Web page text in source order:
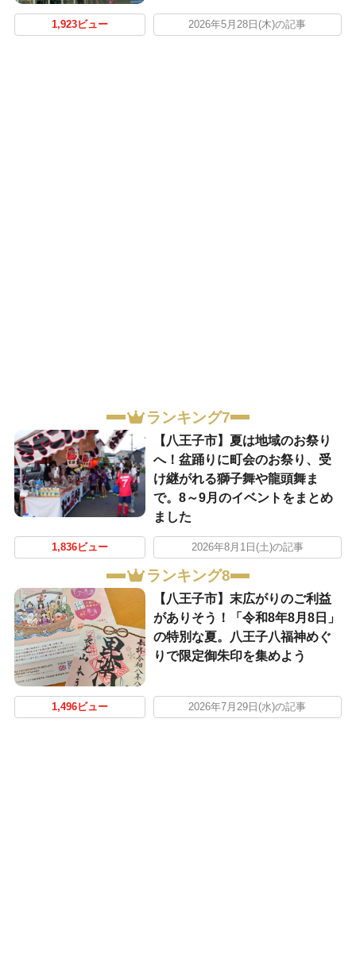
1,923ビュー 2026年5月28日(木)の記事
ランキング7
【八王子市】夏は地域のお祭り
へ！盆踊りに町会のお祭り、受
け継がれる獅子舞や龍頭舞ま
で。8～9月のイベントをまとめ
ました
1,836ビュー 2026年8月1日(土)の記事
ランキング8
【八王子市】末広がりのご利益
がありそう！「令和8年8月8日」
の特別な夏。八王子八福神めぐ
りで限定御朱印を集めよう
1,496ビュー 2026年7月29日(水)の記事